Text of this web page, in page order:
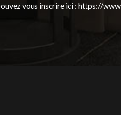
vous inscrire ici : https://